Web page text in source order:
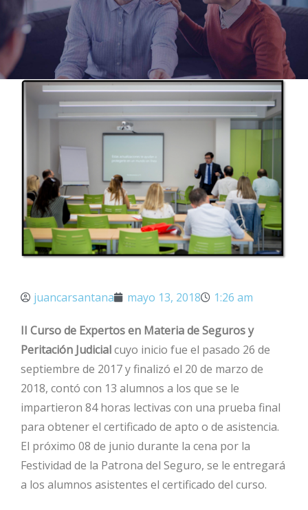
juancarsantana mayo 13, 2018 1:26 am
II Curso de Expertos en Materia de Seguros y
Peritación Judicialcuyo inicio fue el pasado 26 de
septiembre de 2017 y finalizó el 20 de marzo de
2018, contó con 13 alumnos a los que se le
impartieron 84 horas lectivas con una prueba final
para obtener el certificado de apto o de asistencia.
El próximo 08 de junio durante la cena por la
Festividad de la Patrona del Seguro, se le entregará
a los alumnos asistentes el certificado del curso.